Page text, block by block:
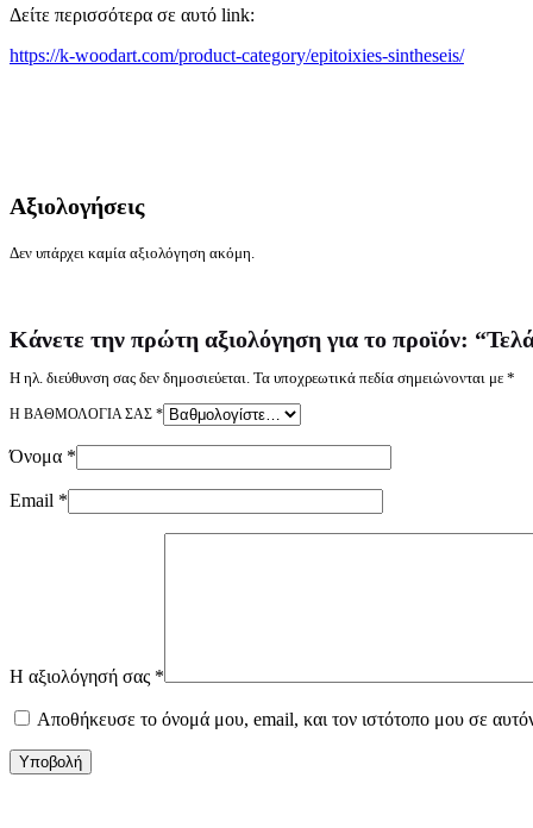
Δείτε περισσότερα σε αυτό link:
https://k-woodart.com/product-category/epitoixies-sintheseis/
Αξιολογήσεις
Δεν υπάρχει καμία αξιολόγηση ακόμη.
Κάνετε την πρώτη αξιολόγηση για το προϊόν:
Η ηλ. διεύθυνση σας δεν δημοσιεύεται. Τα υποχρεωτικά πεδία σημειώνονται με *
Η ΒΑΘΜΟΛΟΓΊΑ ΣΑΣ *
Όνομα *
Email *
Η αξιολόγησή σας *
Αποθήκευσε το όνομά μου, email, και τον ιστότοπο μου σε
Υποβολή